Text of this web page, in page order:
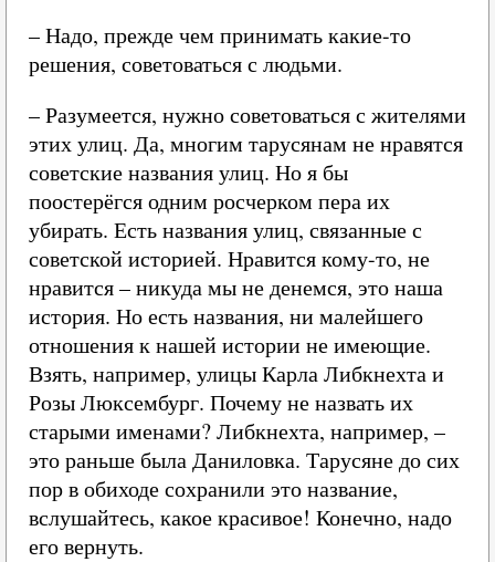
– Надо, прежде чем принимать какие-то
решения, советоваться с людьми.
– Разумеется, нужно советоваться с жителями
этих улиц. Да, многим тарусянам не нравятся
советские названия улиц. Но я бы
поостерёгся одним росчерком пера их
убирать. Есть названия улиц, связанные с
советской историей. Нравится кому-то, не
нравится – никуда мы не денемся, это наша
история. Но есть названия, ни малейшего
отношения к нашей истории не имеющие.
Взять, например, улицы Карла Либкнехта и
Розы Люксембург. Почему не назвать их
старыми именами? Либкнехта, например, –
это раньше была Даниловка. Тарусяне до сих
пор в обиходе сохранили это название,
вслушайтесь, какое красивое! Конечно, надо
его вернуть.